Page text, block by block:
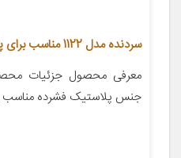
سردنده مدل 1122 مناسب برای پژو 405
جنس پلاستیک فشرده مناسب